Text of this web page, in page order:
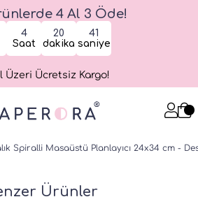
4 Al 3 Öde!
4
Saat
20
dakika
41
saniye
Üzeri Ücretsiz Kargo!
Ürünler